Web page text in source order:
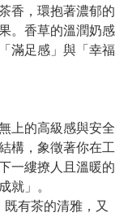
香，環抱著濃郁的
。香草的溫潤奶感
滿足感」與「幸福
上的高級感與安全
構，象徵著你在工
一縷撩人且溫暖的
就」。
有茶的清雅，又